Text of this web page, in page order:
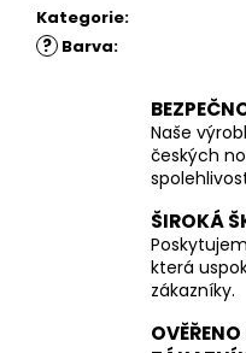
Kategorie:
? Barva:
Naše
českých
ŠIROKÁ
která
zákazníky.